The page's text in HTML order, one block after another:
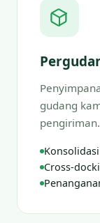
gudang
pengiriman.
Cross-